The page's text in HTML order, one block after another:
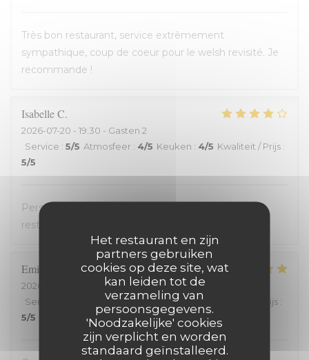
Het restaurant en zijn
partners gebruiken
cookies op deze site, wat
kan leiden tot de
verzameling van
persoonsgegevens.
'Noodzakelijke' cookies
zijn verplicht en worden
standaard geïnstalleerd.
Très bon restaurant, service extrêmement
sympathique, coup de coeur pour le welsh revisité. Je
recommande !
IsabelleC
2026-07-20 - 19:30 - Gasten 2
Service : 5/5 Atmosfeer : 4/5 Keuken : 4/5 Kwaliteit / Prijs :
5/5
Personnel très accueillant, très bons plats, carte
restreinte
Emilienne
2026-07-19
- 19:30 - Gasten 2
Service
Atmosfeer:5/5 Keuken:5/5 Kwaliteit / Prijs :
5/5